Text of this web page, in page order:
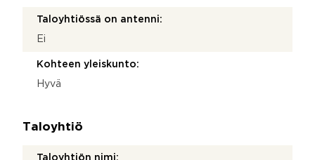
Taloyhtiössä on antenni:
Ei
Kohteen yleiskunto:
Hyvä
Taloyhtiö
Taloyhtiön nimi: